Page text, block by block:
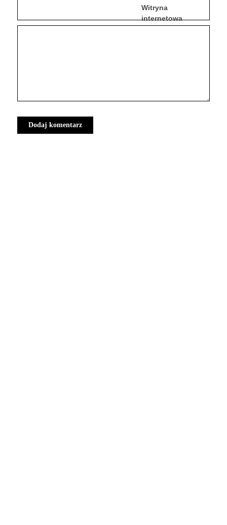
Witryna
internetowa